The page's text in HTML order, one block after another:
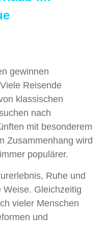
gewinnen
Reisende
klassischen
nach
mit besonderem
Zusammenhang wird
immer populärer.
Ruhe und
Weise. Gleichzeitig
vieler Menschen
und